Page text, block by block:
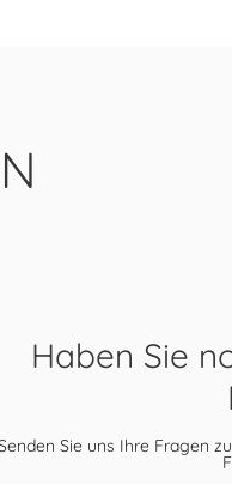
Haben Sie
Sie uns Ihre Fragen